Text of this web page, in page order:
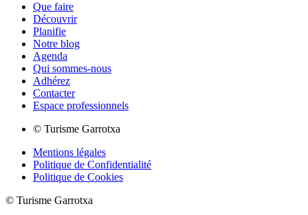
Que faire
Découvrir
Planifie
Notre blog
Agenda
Qui sommes-nous
Adhérez
Contacter
Espace professionnels
© Turisme Garrotxa
Mentions légales
Politique de Confidentialité
Politique de Cookies
© Turisme Garrotxa